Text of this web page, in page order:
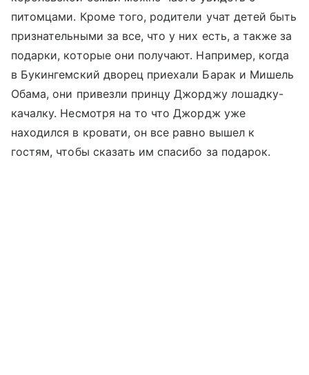
питомцами. Кроме того, родители учат детей быть
признательными за все, что у них есть, а также за
подарки, которые они получают. Например, когда
в Букингемский дворец приехали Барак и Мишель
Обама, они привезли принцу Джорджу лошадку-
качалку. Несмотря на то что Джордж уже
находился в кровати, он все равно вышел к
гостям, чтобы сказать им спасибо за подарок.